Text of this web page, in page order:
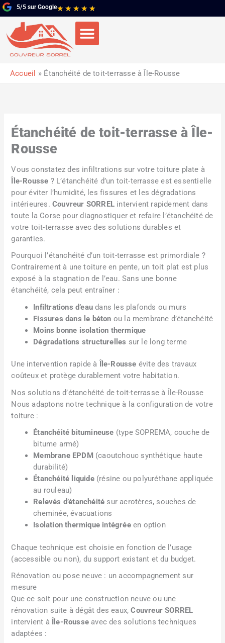
Aller
au
contenu
5/5 sur Google★ ★ ★ ★ ★Noté
5
5
Accueil Étanchéité de toit-terrasse à Île-Rousse
Étanchéité de toit-terrasse à Île-
Rousse
Vous constatez des infiltrations sur votre toiture plate à
Île-Rousse ? L’étanchéité d’un toit-terrasse est essentielle
pour éviter l’humidité, les fissures et les dégradations
intérieures.Couvreur SORREL intervient rapidement dans
toute la Corse pour diagnostiquer et refaire l’étanchéité de
votre toit-terrasse avec des solutions durables et
garanties.
Pourquoi l’étanchéité d’un toit-terrasse est primordiale ?
Contrairement à une toiture en pente, un toit plat est plus
exposé à la stagnation de l’eau. Sans une bonne
étanchéité, cela peut entraîner :
Infiltrations d’eau dans les plafonds ou murs
Fissures dans le béton ou la membrane d’étanchéité
Moins bonne isolation thermique
Dégradations structurelles sur le long terme
Une intervention rapide à Île-Rousse évite des travaux
coûteux et protège durablement votre habitation.
Nos solutions d’étanchéité de toit-terrasse à Île-Rousse
Nous adaptons notre technique à la configuration de votre
toiture :
Étanchéité bitumineuse (type SOPREMA, couche de
bitume armé)
Membrane EPDM (caoutchouc synthétique haute
durabilité)
Étanchéité liquide(résine ou polyuréthane appliquée
au rouleau)
Relevés d’étanchéité sur acrotères, souches de
cheminée, évacuations
Isolation thermique intégréeen option
Chaque technique est choisie en fonction de l’usage
(accessible ou non), du support existant et du budget.
Rénovation ou pose neuve : un accompagnement sur
mesure
Que ce soit pour une construction neuve ou une
rénovation suite à dégât des eaux,Couvreur SORREL
intervient à Île-Rousse avec des solutions techniques
adaptées :